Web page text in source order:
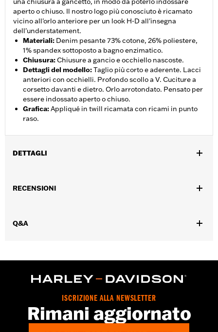
aperto o chiuso. Il nostro logo più conosciuto è ricamato
vicino all'orlo anteriore per un look H-D all'insegna
dell'understatement.
Materiali: Denim pesante 73% cotone, 26% poliestere,
1% spandex sottoposto a bagno enzimatico.
Chiusura:Chiusure a gancio e occhiello nascoste.
Dettagli del modello:Taglio più corto e aderente. Lacci
anteriori con occhielli. Profondo scollo a V. Cuciture a
corsetto davanti e dietro. Orlo arrotondato. Pensato per
essere indossato aperto o chiuso.
Grafica:Appliqué in twill ricamata con ricami in punto
raso.
DETTAGLI
GARANZIA:Garanzia limitata di 2 anni – Visitare la pagina
RECENSIONI
Q&A
ISCRIZIONE ALLA NEWSLETTER
Rimani aggiornato